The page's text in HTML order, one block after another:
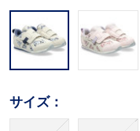
サイズ：